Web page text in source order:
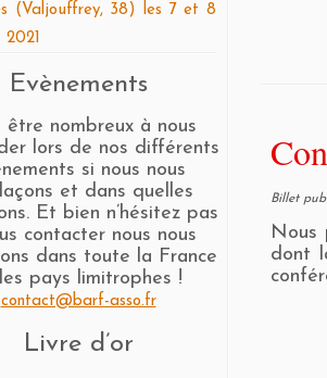
(Valjouffrey, 38) les 7 et 8
2021
Evènements
être nombreux à nous
lors de nos différents
si nous nous
et dans quelles
Et bien n’hésitez pas
contacter nous nous
dans toute la France
pays limitrophes !
contact@barf-asso.fr
Livre d’or
Billet
Nous
dont